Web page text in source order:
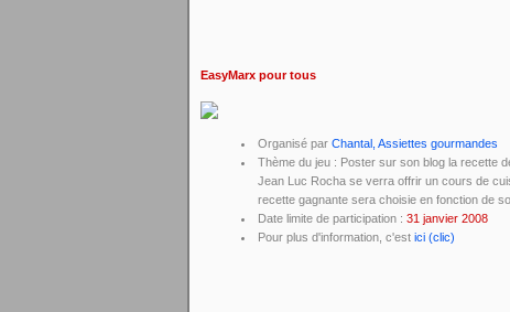
EasyMarx pour tous
Organisé par Chantal, Assiettes gourmandes
Thème du jeu : Poster sur son blog la recette
Jean Luc Rocha se verra offrir un cours de
recette gagnante sera choisie en fonction de
Date limite de participation : 31 janvier 2008
Pour plus d'information, c'est ici (clic)